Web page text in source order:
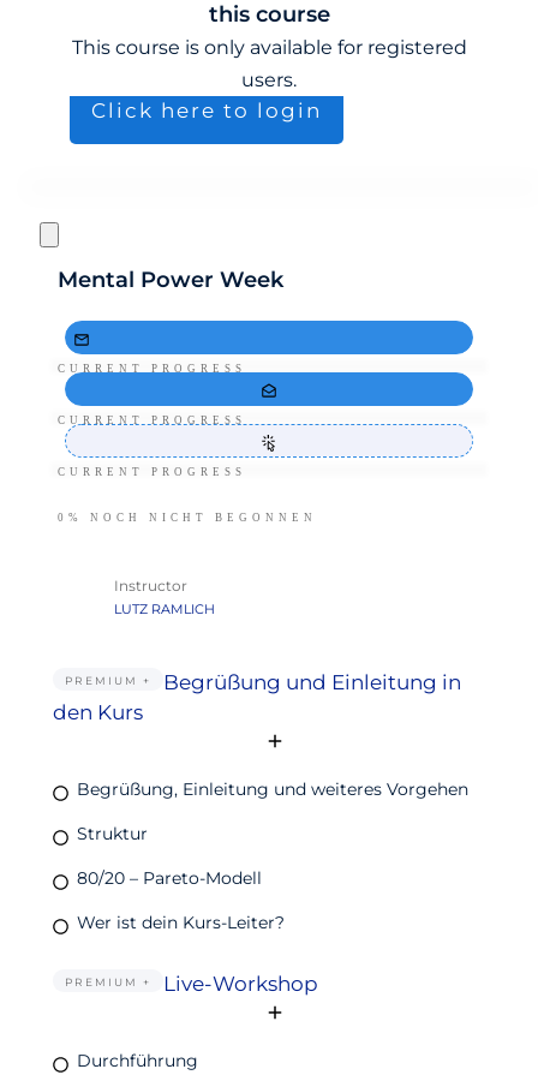
this course
This course is only available for registered
users.
Click here to login
Mental Power Week
CURRENT PROGRESS
CURRENT PROGRESS
CURRENT PROGRESS
0% NOCH NICHT BEGONNEN
Instructor
LUTZ RAMLICH
PREMIUM +
Begrüßung und Einleitung in
den Kurs
Begrüßung, Einleitung und weiteres Vorgehen
Struktur
80/20 – Pareto-Modell
Wer ist dein Kurs-Leiter?
PREMIUM + Live-Workshop
Durchführung